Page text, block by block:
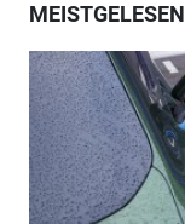
MEISTGELESEN